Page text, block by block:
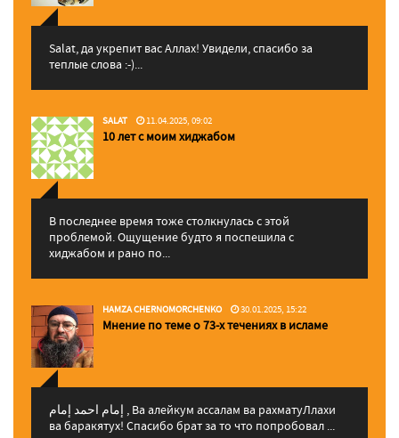
Salat, да укрепит вас Аллаx! Увидели, спасибо за
теплые слова :-)...
SALAT 11.04.2025, 09:02
10 лет с моим хиджабом
В последнее время тоже столкнулась с этой
проблемой. Ощущение будто я поспешила с
хиджабом и рано по...
HAMZA CHERNOMORCHENKO 30.01.2025, 15:22
Мнение по теме о 73-х течениях в исламе
إمام احمد إمام , Ва алейкум ассалам ва рахматуЛлахи
ва баракятух! Спасибо брат за то что попробовал ...